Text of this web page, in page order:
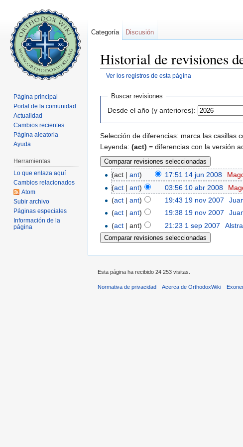
Historial de revisiones
Ver los registros de esta página
Buscar revisiones
Desde el año (y anteriores):
Selección de diferencias: marca las casillas
Leyenda: (act) = diferencias con la versión
(act |ant) 17:51 14 jun 2008
(act |ant) 03:56 10 abr 2008
(act |ant) 19:43 19 nov 2007
(act |ant) 19:38 19 nov 2007
(act | ant) 21:23 1 sep 2007
Categoría Discusión
Página principal
Portal de la comunidad
Actualidad
Cambios recientes
Página aleatoria
Ayuda
Herramientas
Lo que enlaza aquí
Cambios relacionados
Atom
Subir archivo
Páginas especiales
Información de la
página
Esta página ha recibido 24 253 visitas.
Normativa de privacidad Acerca de OrthodoxWiki